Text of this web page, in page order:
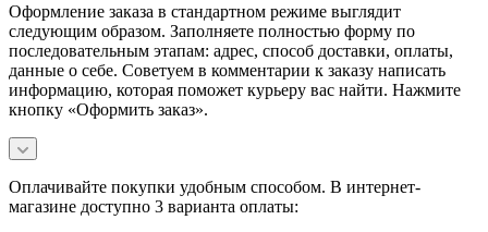
Оформление заказа в стандартном режиме выглядит
следующим образом. Заполняете полностью форму по
последовательным этапам: адрес, способ доставки, оплаты,
данные о себе. Советуем в комментарии к заказу написать
информацию, которая поможет курьеру вас найти. Нажмите
кнопку «Оформить заказ».
Оплачивайте покупки удобным способом. В интернет-
магазине доступно 3 варианта оплаты: